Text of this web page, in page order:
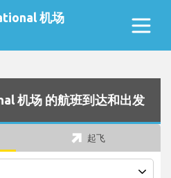
机场
机场 的航班到达和出发
起飞